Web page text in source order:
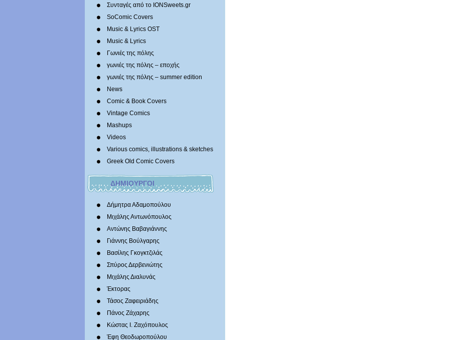
Συνταγές από το IONSweets.gr
SoComic Covers
Music & Lyrics OST
Music & Lyrics
Γωνιές της πόλης
γωνιές της πόλης – εποχής
γωνιές της πόλης – summer edition
News
Comic & Book Covers
Vintage Comics
Mashups
Videos
Various comics, illustrations & sketches
Greek Old Comic Covers
ΔΗΜΙΟΥΡΓΟΙ
Δήμητρα Αδαμοπούλου
Μιχάλης Αντωνόπουλος
Αντώνης Βαβαγιάννης
Γιάννης Βούλγαρης
Βασίλης Γκογκτζιλάς
Σπύρος Δερβενιώτης
Mιχάλης Διαλυνάς
Έκτορας
Τάσος Ζαφειριάδης
Πάνος Ζάχαρης
Κώστας Ι. Ζαχόπουλoς
Έφη Θεοδωροπούλου